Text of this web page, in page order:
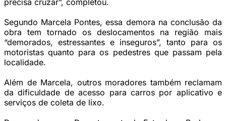
precisa cruzar”, completou.
Segundo Marcela Pontes, essa demora na conclusão da
obra tem tornado os deslocamentos na região mais
“demorados, estressantes e inseguros”, tanto para os
motoristas quanto para os pedestres que passam pela
localidade.
Além de Marcela, outros moradores também reclamam
da dificuldade de acesso para carros por aplicativo e
serviços de coleta de lixo.